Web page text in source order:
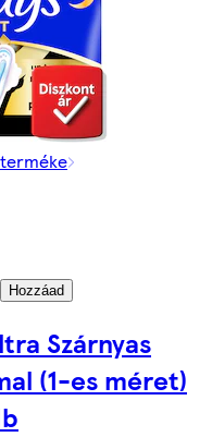
Hozzáad
Szárnyas
(1-es méret)